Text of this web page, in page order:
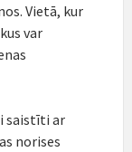
Vietā, kur
var
saistīti ar
norises